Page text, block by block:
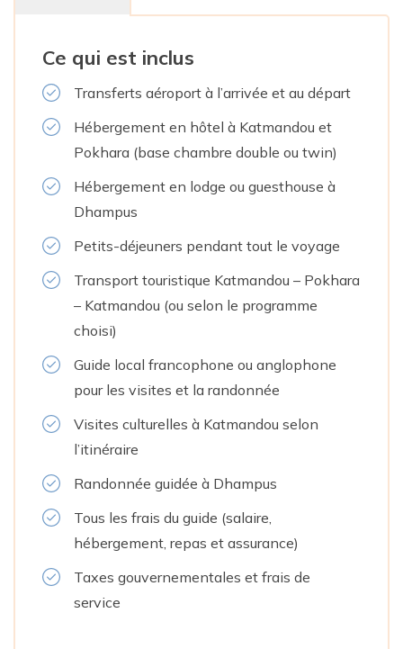
Ce qui est inclus
Transferts aéroport à l’arrivée et au départ
Hébergement en hôtel à Katmandou et
Pokhara (base chambre double ou twin)
Hébergement en lodge ou guesthouse à
Dhampus
Petits-déjeuners pendant tout le voyage
Transport touristique Katmandou – Pokhara
– Katmandou (ou selon le programme
choisi)
Guide local francophone ou anglophone
pour les visites et la randonnée
Visites culturelles à Katmandou selon
l’itinéraire
Randonnée guidée à Dhampus
Tous les frais du guide (salaire,
hébergement, repas et assurance)
Taxes gouvernementales et frais de
service